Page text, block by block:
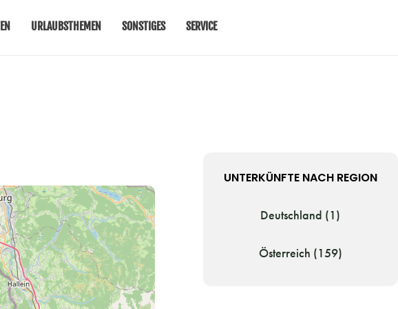
URLAUBSTHEMEN SONSTIGES SERVICE
UNTERKÜNFTE NACH REGION
Deutschland (1)
Österreich (159)